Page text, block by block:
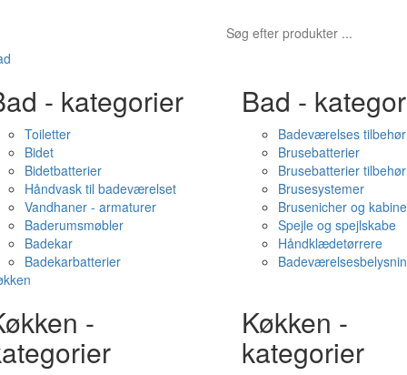
- kategorier
Toiletter
Bidet
Bidetbatterier
Håndvask til badeværelset
Vandhaner - armaturer
Baderumsmøbler
Badekar
Badekarbatterier
Bad -
Badeværelses tilbehør
Brusebatterier
Brusebatterier tilbehør
Brusesystemer
Brusenicher og
Spejle og spejlskabe
Håndklædetørrere
- Køkken -
kategorier